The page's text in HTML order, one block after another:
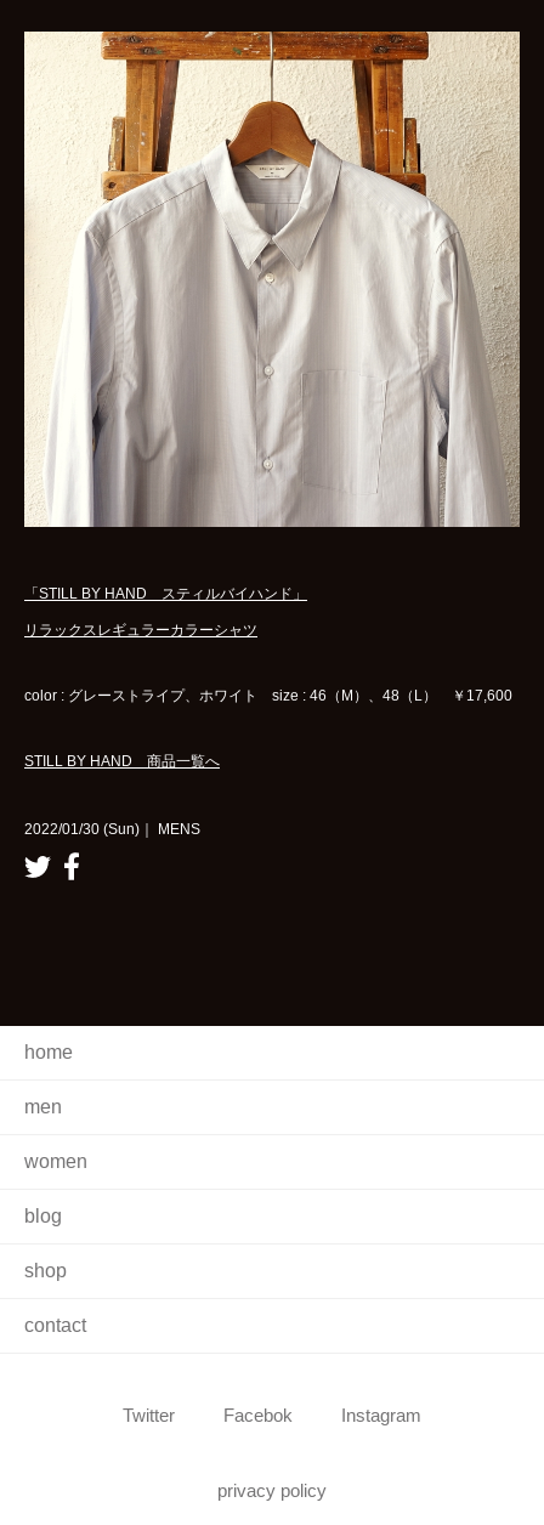
「STILL BY HAND スティルバイハンド」
リラックスレギュラーカラーシャツ
color : グレーストライプ、ホワイト size : 46（M）、48（L） ￥17,600
STILL BY HAND 商品一覧へ
2022/01/30 (Sun)｜ MENS
home
men
women
blog
shop
contact
Twitter Facebok Instagram
privacy policy